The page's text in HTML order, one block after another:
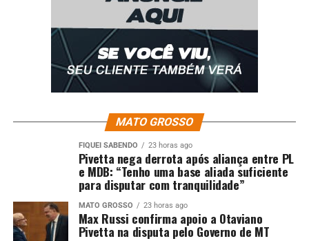
MATO GROSSO
FIQUEI SABENDO 23 horas ago
Pivetta nega derrota após aliança entre PL
e MDB: “Tenho uma base aliada suficiente
para disputar com tranquilidade”
MATO GROSSO 23 horas ago
Max Russi confirma apoio a Otaviano
Pivetta na disputa pelo Governo de MT